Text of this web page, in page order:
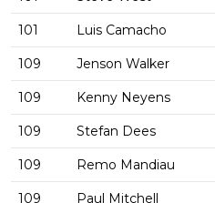
101 Luis Camacho
109 Jenson Walker
109 Kenny Neyens
109 Stefan Dees
109 Remo Mandiau
109 Paul Mitchell